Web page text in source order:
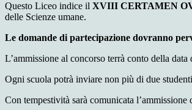
Questo Liceo indice il XVIII CERTAMEN
delle Scienze umane.
Le domande di partecipazione dovranno
L’ammissione al concorso terrà conto della
Ogni scuola potrà inviare non più di due
Con tempestività sarà comunicata